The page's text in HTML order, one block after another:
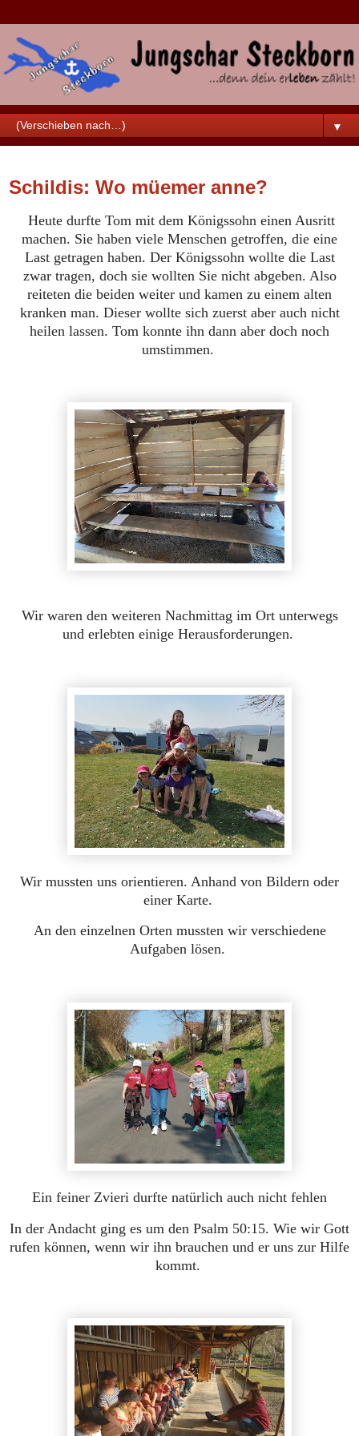
▼
Schildis: Wo müemer anne?
Heute durfte Tom mit dem Königssohn einen Ausritt
machen. Sie haben viele Menschen getroffen, die eine
Last getragen haben. Der Königssohn wollte die Last
zwar tragen, doch sie wollten Sie nicht abgeben. Also
reiteten die beiden weiter und kamen zu einem alten
kranken man. Dieser wollte sich zuerst aber auch nicht
heilen lassen. Tom konnte ihn dann aber doch noch
umstimmen.
Wir waren den weiteren Nachmittag im Ort unterwegs
und erlebten einige Herausforderungen.
Wir mussten uns orientieren. Anhand von Bildern oder
einer Karte.
An den einzelnen Orten mussten wir verschiedene
Aufgaben lösen.
Ein feiner Zvieri durfte natürlich auch nicht fehlen
In der Andacht ging es um den Psalm 50:15. Wie wir Gott
rufen können, wenn wir ihn brauchen und er uns zur Hilfe
kommt.